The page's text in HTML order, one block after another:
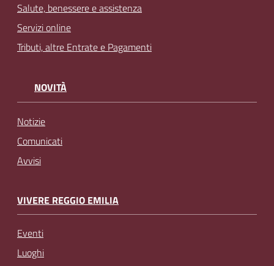
Salute, benessere e assistenza
Servizi online
Tributi, altre Entrate e Pagamenti
NOVITÀ
Notizie
Comunicati
Avvisi
VIVERE REGGIO EMILIA
Eventi
Luoghi